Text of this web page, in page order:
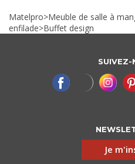
Matelpro>Meuble de salle à
enfilade>Buffet design
SUIVEZ-
Je